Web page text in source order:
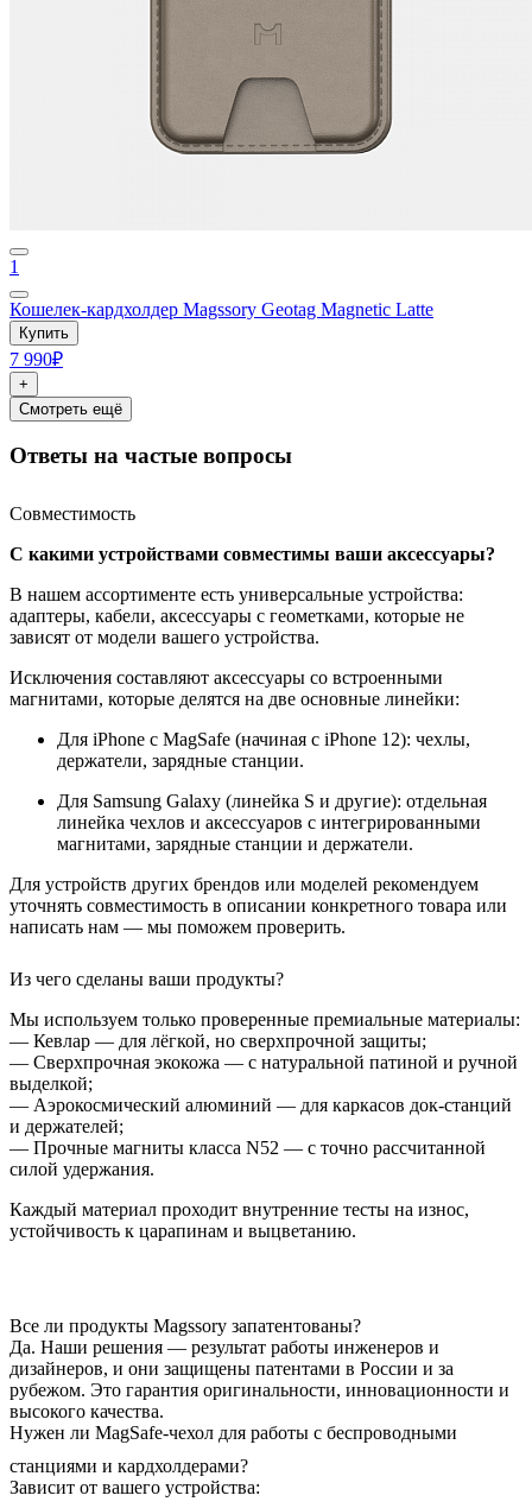
1
Кошелек-кардхолдер Magssory Geotag Magnetic Latte
Купить
7 990₽
+
Смотреть ещё
Ответы на частые вопросы
Совместимость
С какими устройствами совместимы ваши аксессуары?
В нашем ассортименте есть универсальные устройства:
адаптеры, кабели, аксессуары с геометками, которые не
зависят от модели вашего устройства.
Исключения составляют аксессуары со встроенными
магнитами, которые делятся на две основные линейки:
Для iPhone с MagSafe (начиная с iPhone 12): чехлы,
держатели, зарядные станции.
Для Samsung Galaxy (линейка S и другие): отдельная
линейка чехлов и аксессуаров с интегрированными
магнитами, зарядные станции и держатели.
Для устройств других брендов или моделей рекомендуем
уточнять совместимость в описании конкретного товара или
написать нам — мы поможем проверить.
Из чего сделаны ваши продукты?
Мы используем только проверенные премиальные материалы:
— Кевлар — для лёгкой, но сверхпрочной защиты;
— Сверхпрочная экокожа — с натуральной патиной и ручной
выделкой;
— Аэрокосмический алюминий — для каркасов док-станций
и держателей;
— Прочные магниты класса N52 — с точно рассчитанной
силой удержания.
Каждый материал проходит внутренние тесты на износ,
устойчивость к царапинам и выцветанию.
Все ли продукты Magssory запатентованы?
Да. Наши решения — результат работы инженеров и
дизайнеров, и они защищены патентами в России и за
рубежом. Это гарантия оригинальности, инновационности и
высокого качества.
Нужен ли MagSafe-чехол для работы с беспроводными
станциями и кардхолдерами?
Зависит от вашего устройства: